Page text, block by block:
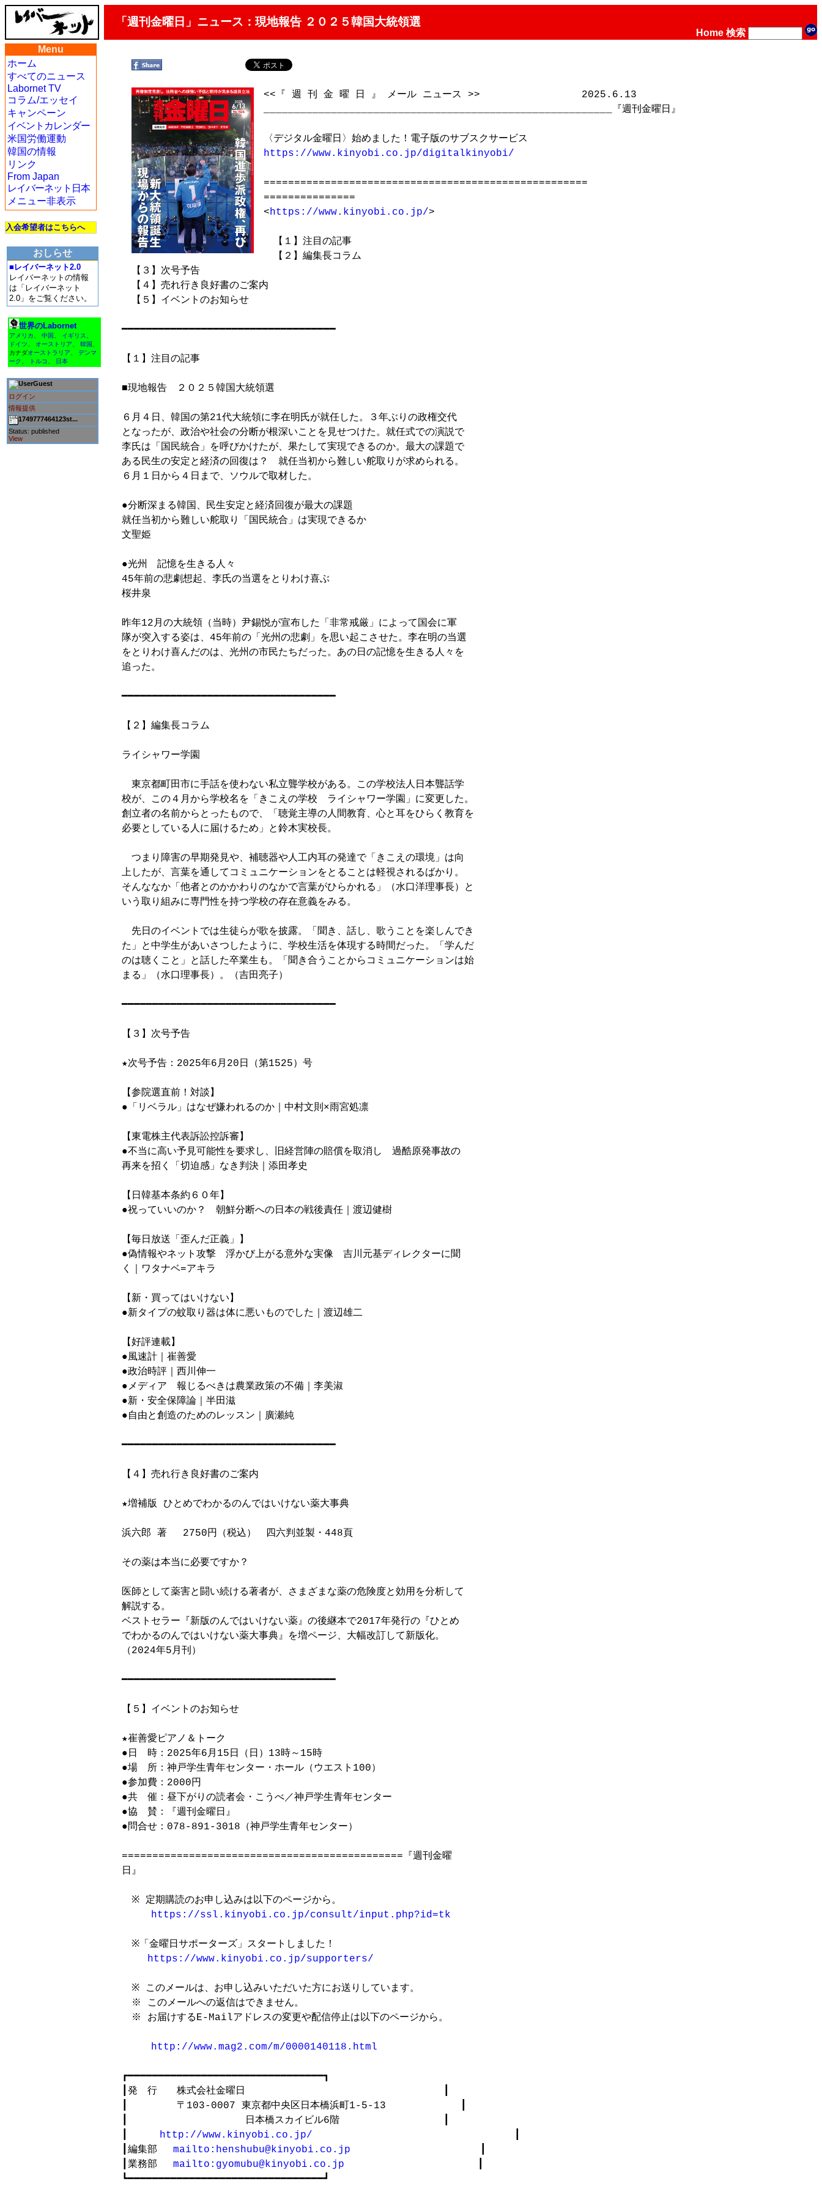
「週刊金曜日」ニュース：現地報告 ２０２５韓国大統領選
Home 検索
Menu
ホーム
すべてのニュース
Labornet TV
コラム/エッセイ
キャンペーン
イベントカレンダー
米国労働運動
韓国の情報
リンク
From Japan
レイバーネット日本
メニュー非表示
入会希望者はこちらへ
おしらせ
■レイバーネット2.0
レイバーネットの情報
は「レイバーネット
2.0」をご覧ください。
世界のLabornet
アメリカ 中国 イギリス
ドイツ
オーストリア 韓国
カナダオーストラリア
デンマ
ーク
トルコ 日本
Guest
ログイン
情報提供
1749777464123st...
Status: published
View
<<『 週 刊 金 曜 日 』 メール ニュース >>　       　　　　　2025.6.13
_________________________________________________________『週刊金曜日』
https://www.kinyobi.co.jp/digitalkinyobi/
=====================================================
===============
<https://www.kinyobi.co.jp/>
【１】注目の記事
【２】編集長コラム
【３】次号予告
【４】売れ行き良好書のご案内
【５】イベントのお知らせ
━━━━━━━━━━━━━━━━━━━━━━━━━━━━━━━━━━━
【１】注目の記事
■現地報告　２０２５韓国大統領選
６月４日、韓国の第21代大統領に李在明氏が就任した。３年ぶりの政権交代
となったが、政治や社会の分断が根深いことを見せつけた。就任式での演説で
李氏は「国民統合」を呼びかけたが、果たして実現できるのか。最大の課題で
ある民生の安定と経済の回復は？　就任当初から難しい舵取りが求められる。
６月１日から４日まで、ソウルで取材した。
●分断深まる韓国、民生安定と経済回復が最大の課題
就任当初から難しい舵取り「国民統合」は実現できるか
文聖姫
●光州　記憶を生きる人々
45年前の悲劇想起、李氏の当選をとりわけ喜ぶ
桜井泉
昨年12月の大統領（当時）尹錫悦が宣布した「非常戒厳」によって国会に軍
隊が突入する姿は、45年前の「光州の悲劇」を思い起こさせた。李在明の当選
をとりわけ喜んだのは、光州の市民たちだった。あの日の記憶を生きる人々を
追った。
━━━━━━━━━━━━━━━━━━━━━━━━━━━━━━━━━━━
【２】編集長コラム
ライシャワー学園
東京都町田市に手話を使わない私立聾学校がある。この学校法人日本聾話学
校が、この４月から学校名を「きこえの学校　ライシャワー学園」に変更した。
創立者の名前からとったもので、「聴覚主導の人間教育、心と耳をひらく教育を
必要としている人に届けるため」と鈴木実校長。
つまり障害の早期発見や、補聴器や人工内耳の発達で「きこえの環境」は向
上したが、言葉を通してコミュニケーションをとることは軽視されるばかり。
そんななか「他者とのかかわりのなかで言葉がひらかれる」（水口洋理事長）と
いう取り組みに専門性を持つ学校の存在意義をみる。
先日のイベントでは生徒らが歌を披露。「聞き、話し、歌うことを楽しんでき
た」と中学生があいさつしたように、学校生活を体現する時間だった。「学んだ
のは聴くこと」と話した卒業生も。「聞き合うことからコミュニケーションは始
まる」（水口理事長）。（吉田亮子）
━━━━━━━━━━━━━━━━━━━━━━━━━━━━━━━━━━━
【３】次号予告
★次号予告：2025年6月20日（第1525）号
【参院選直前！対談】
●「リベラル」はなぜ嫌われるのか｜中村文則×雨宮処凛
【東電株主代表訴訟控訴審】
●不当に高い予見可能性を要求し、旧経営陣の賠償を取消し　過酷原発事故の
再来を招く「切迫感」なき判決｜添田孝史
【日韓基本条約６０年】
●祝っていいのか？　朝鮮分断への日本の戦後責任｜渡辺健樹
【毎日放送「歪んだ正義」】
●偽情報やネット攻撃　浮かび上がる意外な実像　吉川元基ディレクターに聞
く｜ワタナベ=アキラ
【新・買ってはいけない】
●新タイプの蚊取り器は体に悪いものでした｜渡辺雄二
【好評連載】
●風速計｜崔善愛
●政治時評｜西川伸一
●メディア　報じるべきは農業政策の不備｜李美淑
●新・安全保障論｜半田滋
●自由と創造のためのレッスン｜廣瀬純
━━━━━━━━━━━━━━━━━━━━━━━━━━━━━━━━━━━
【４】売れ行き良好書のご案内
★増補版 ひとめでわかるのんではいけない薬大事典
浜六郎 著 　2750円（税込）　四六判並製・448頁
その薬は本当に必要ですか？
医師として薬害と闘い続ける著者が、さまざまな薬の危険度と効用を分析して
解説する。
ベストセラー『新版のんではいけない薬』の後継本で2017年発行の『ひとめ
でわかるのんではいけない薬大事典』を増ページ、大幅改訂して新版化。
（2024年5月刊）
━━━━━━━━━━━━━━━━━━━━━━━━━━━━━━━━━━━
【５】イベントのお知らせ
★崔善愛ピアノ＆トーク
●日　時：2025年6月15日（日）13時～15時
●場　所：神戸学生青年センター・ホール（ウエスト100）
●参加費：2000円
●共　催：昼下がりの読者会・こうべ／神戸学生青年センター
●協　賛：『週刊金曜日』
●問合せ：078-891-3018（神戸学生青年センター）
==============================================『週刊金曜
日』
※ 定期購読のお申し込みは以下のページから。
https://ssl.kinyobi.co.jp/consult/input.php?id=tk
※「金曜日サポーターズ」スタートしました！
https://www.kinyobi.co.jp/supporters/
※ このメールは、お申し込みいただいた方にお送りしています。
※ このメールへの返信はできません。
※ お届けするE-Mailアドレスの変更や配信停止は以下のページから。
http://www.mag2.com/m/0000140118.html
┏━━━━━━━━━━━━━━━━━━━━━━━━━━━━━━━━┓
┃発　行　　株式会社金曜日 　　　　　　　　　　　　　　　　　　　 ┃
┃　　　　　〒103-0007 東京都中央区日本橋浜町1-5-13　　　　　　　 ┃
┃　　　　　　　　　　　　日本橋スカイビル6階　　　　　　　　　　 ┃
http://www.kinyobi.co.jp/
┃編集部 mailto:henshubu@kinyobi.co.jp
┃業務部 mailto:gyomubu@kinyobi.co.jp
┗━━━━━━━━━━━━━━━━━━━━━━━━━━━━━━━━┛